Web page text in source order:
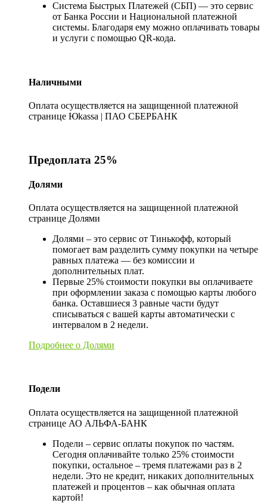
Система Быстрых Платежей (СБП) — это сервис
от Банка России и Национальной платежной
системы. Благодаря ему можно оплачивать товары
и услуги с помощью QR-кода.
Наличными
Оплата осуществляется на защищенной платежной
странице Юkassa | ПАО СБЕРБАНК
Предоплата 25%
Долями
Оплата осуществляется на защищенной платежной
странице Долями
Долями – это сервис от Тинькофф, который
помогает вам разделить сумму покупки на четыре
равных платежа — без комиссии и
дополнительных плат.
Первые 25% стоимости покупки вы оплачиваете
при оформлении заказа с помощью карты любого
банка. Оставшиеся 3 равные части будут
списываться с вашей карты автоматически с
интервалом в 2 недели.
Подробнее о Долями
Подели
Оплата осуществляется на защищенной платежной
странице АО АЛЬФА-БАНК
Подели – сервис оплаты покупок по частям.
Сегодня оплачивайте только 25% стоимости
покупки, остальное – тремя платежами раз в 2
недели. Это не кредит, никаких дополнительных
платежей и процентов – как обычная оплата
картой!